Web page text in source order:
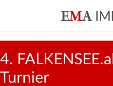
4.
Turnier